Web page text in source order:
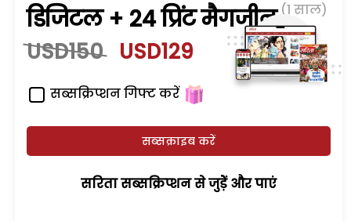
डिजिटल + 24 प्रिंट मैगजीन (1 साल)
USD150 USD129
सब्सक्रिप्शन गिफ्ट करें
सब्सक्राइब करें
सरिता सब्सक्रिप्शन से जुड़ेें और पाएं